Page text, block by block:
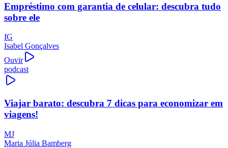
Empréstimo com garantia de celular: descubra tudo
sobre ele
IG
Isabel Gonçalves
Ouvir
podcast
Viajar barato: descubra 7 dicas para economizar em
viagens!
MJ
Maria Júlia Bamberg